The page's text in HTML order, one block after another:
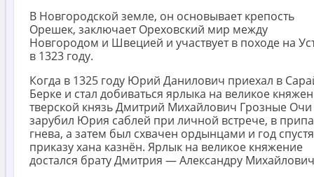
В Новгородской земле, он основывает крепость
Орешек, заключает Ореховский мир между
Новгородом и Швецией и участвует в походе на
в 1323 году.
Когда в 1325 году Юрий Данилович приехал в
Берке и стал добиваться ярлыка на великое
тверской князь Дмитрий Михайлович Грозные Очи
зарубил Юрия саблей при личной встрече, в
гнева, а затем был схвачен ордынцами и год
приказу хана казнён. Ярлык на великое княжение
достался брату Дмитрия — Александру